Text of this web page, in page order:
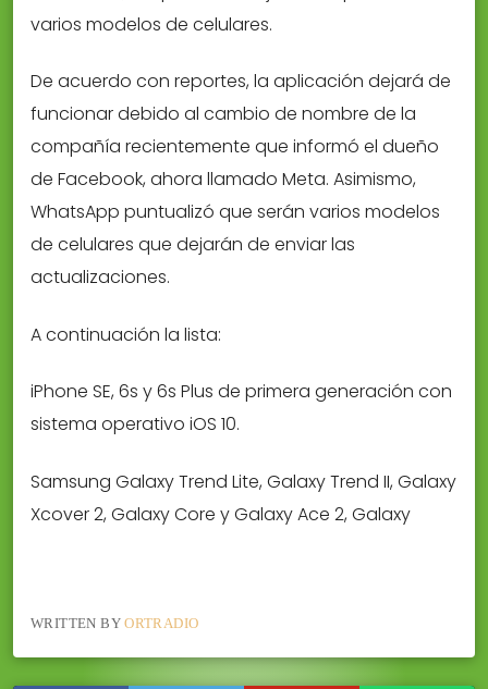
varios modelos de celulares.
De acuerdo con reportes, la aplicación dejará de
funcionar debido al cambio de nombre de la
compañía recientemente que informó el dueño
de Facebook, ahora llamado Meta. Asimismo,
WhatsApp puntualizó que serán varios modelos
de celulares que dejarán de enviar las
actualizaciones.
A continuación la lista:
iPhone SE, 6s y 6s Plus de primera generación con
sistema operativo iOS 10.
Samsung Galaxy Trend Lite, Galaxy Trend II, Galaxy
Xcover 2, Galaxy Core y Galaxy Ace 2, Galaxy
WRITTEN BYORTRADIO